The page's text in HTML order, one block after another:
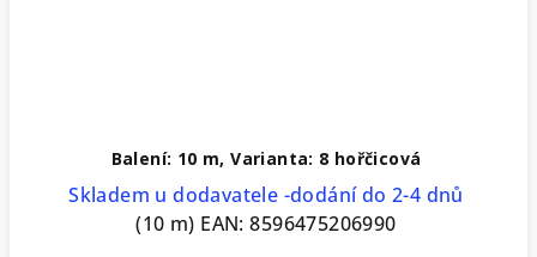
Balení: 10 m, Varianta: 8 hořčicová
Skladem u dodavatele -dodání do 2-4 dnů
(10 m) EAN: 8596475206990